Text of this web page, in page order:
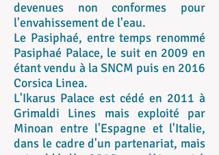
devenues non conformes pour
l'envahissement de l'eau.
Le Pasiphaé, entre temps renommé
Pasiphaé Palace, le suit en 2009 en
étant vendu à la SNCM puis en 2016
Corsica Linea.
L'Ikarus Palace est cédé en 2011 à
Grimaldi Lines mais exploité par
Minoan entre l'Espagne et l'Italie,
dans le cadre d'un partenariat, mais